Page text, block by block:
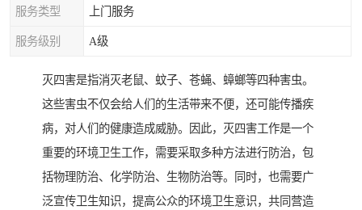
服务类型 上门服务
服务级别 A级
灭四害是指消灭老鼠、蚊子、苍蝇、蟑螂等四种害虫。
这些害虫不仅会给人们的生活带来不便，还可能传播疾
病，对人们的健康造成威胁。因此，灭四害工作是一个
重要的环境卫生工作，需要采取多种方法进行防治，包
括物理防治、化学防治、生物防治等。同时，也需要广
泛宣传卫生知识，提高公众的环境卫生意识，共同营造